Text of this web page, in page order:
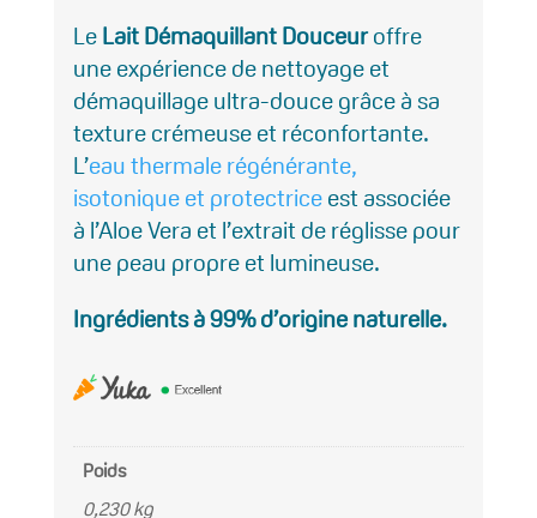
LeLait Démaquillant Douceuroffre
une expérience de nettoyage et
démaquillage ultra-douce grâce à sa
texture crémeuse et réconfortante.
L’eau thermale régénérante,
isotonique et protectriceest associée
à l’Aloe Vera et l’extrait de réglisse pour
une peau propre et lumineuse.
Ingrédients à 99% d’origine naturelle.
Poids
0,230 kg